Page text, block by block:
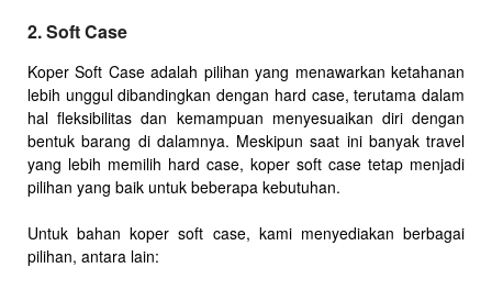
2. Soft Case
Koper Soft Case adalah pilihan yang menawarkan ketahanan
lebih unggul dibandingkan dengan hard case, terutama dalam
hal fleksibilitas dan kemampuan menyesuaikan diri dengan
bentuk barang di dalamnya. Meskipun saat ini banyak travel
yang lebih memilih hard case, koper soft case tetap menjadi
pilihan yang baik untuk beberapa kebutuhan.
Untuk bahan koper soft case, kami menyediakan berbagai
pilihan, antara lain: